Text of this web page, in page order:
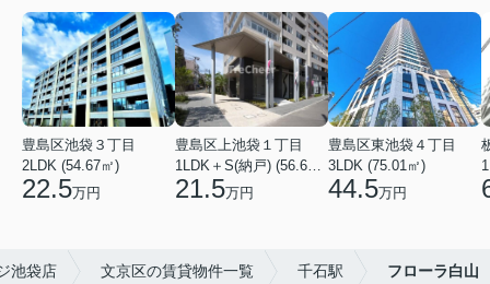
豊島区池袋３丁目
2LDK (54.67㎡)
22.5万円
豊島区上池袋１丁目
21.5万円
豊島区東池袋４丁目
3LDK (75.01㎡)
44.5万円
池袋店 文京区の賃貸物件一覧 千石駅 フローラ白山